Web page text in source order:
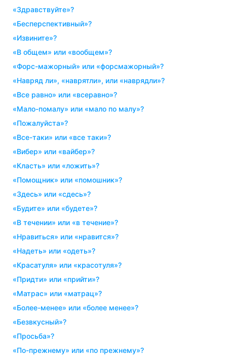
«здравствуйте»?
«бесперспективный»?
«извините»?
«в общем» или «вообщем»?
«форс-мажорный» или «форсмажорный»?
«навряд ли», «наврятли», или «наврядли»?
«все равно» или «всеравно»?
«мало-помалу» или «мало по малу»?
«пожалуйста»?
«все-таки» или «все таки»?
«вибер» или «вайбер»?
«класть» или «ложить»?
«помощник» или «помошник»?
«здесь» или «сдесь»?
«будите» или «будете»?
«в течении» или «в течение»?
«нравиться» или «нравится»?
«надеть» или «одеть»?
«красатуля» или «красотуля»?
«придти» или «прийти»?
«матрас» или «матрац»?
«более-менее» или «более менее»?
«безвкусный»?
«просьба»?
«по-прежнему» или «по прежнему»?